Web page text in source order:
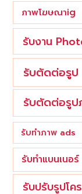
ภาพโฆษณาig
รับงาน
รับตัดต่อรูป
รับตัดต่อรูป
รับทำภาพ ads
รับทำแบนเนอร์
รับปรับรูปโค